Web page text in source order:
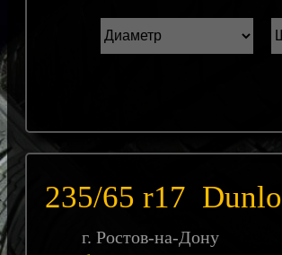
Грузовые 17.5 C
Зима
235/65 r17
г. Ростов-на-Дону